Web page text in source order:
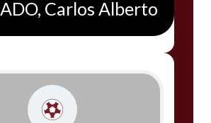
Carlos Alberto